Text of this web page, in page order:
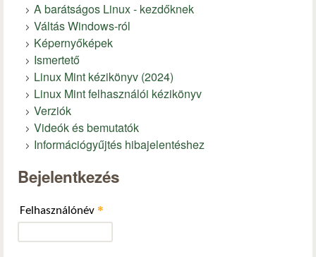
A barátságos Linux - kezdőknek
Váltás Windows-ról
Képernyőképek
Ismertető
Linux Mint kézikönyv (2024)
Linux Mint felhasználói kézikönyv
Verziók
Videók és bemutatók
Információgyűjtés hibajelentéshez
Bejelentkezés
Felhasználónév *